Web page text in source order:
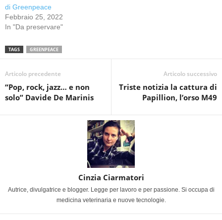
di Greenpeace
Febbraio 25, 2022
In "Da preservare"
TAGS GREENPEACE
Articolo precedente
“Pop, rock, jazz… e non
solo” Davide De Marinis
Articolo successivo
Triste notizia la cattura di
Papillion, l’orso M49
Cinzia Ciarmatori
Autrice, divulgatrice e blogger. Legge per lavoro e per passione. Si occupa di
medicina veterinaria e nuove tecnologie.